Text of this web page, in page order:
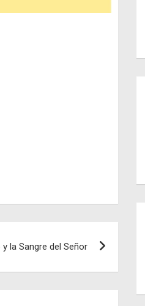
la Sangre del Señor